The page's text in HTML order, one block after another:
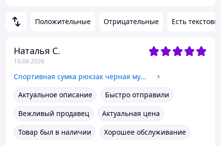
Положительные Отрицательные Есть
Наталья С.
10.08.2026
Спортивная сумка рюкзак черная мужская с карманом для обуви T69 Сумка для спорта и путешествий
Актуальное описание
Быстро отправили
Вежливый продавец
Актуальная цена
Товар был в наличии
Хорошее обслуживание